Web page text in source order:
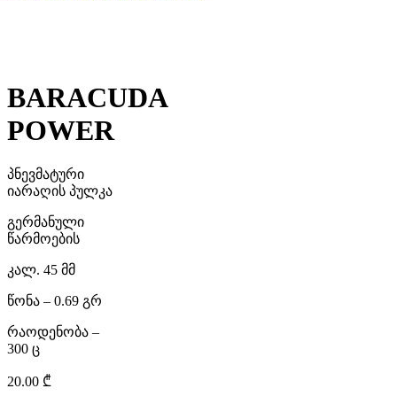
BARACUDA
POWER
პნევმატური
იარაღის პულკა
გერმანული
წარმოების
კალ. 45 მმ
წონა – 0.69 გრ
რაოდენობა –
300 ც
20.00 ₾